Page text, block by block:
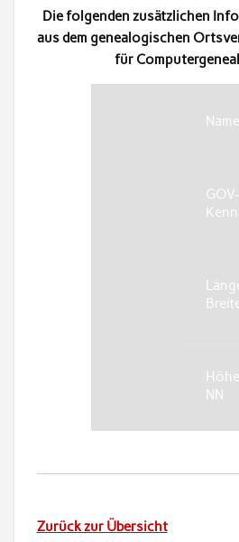
Die folgenden zusätzlichen
aus dem genealogischen
für
GOV-
NN
Zurück zur Übersicht